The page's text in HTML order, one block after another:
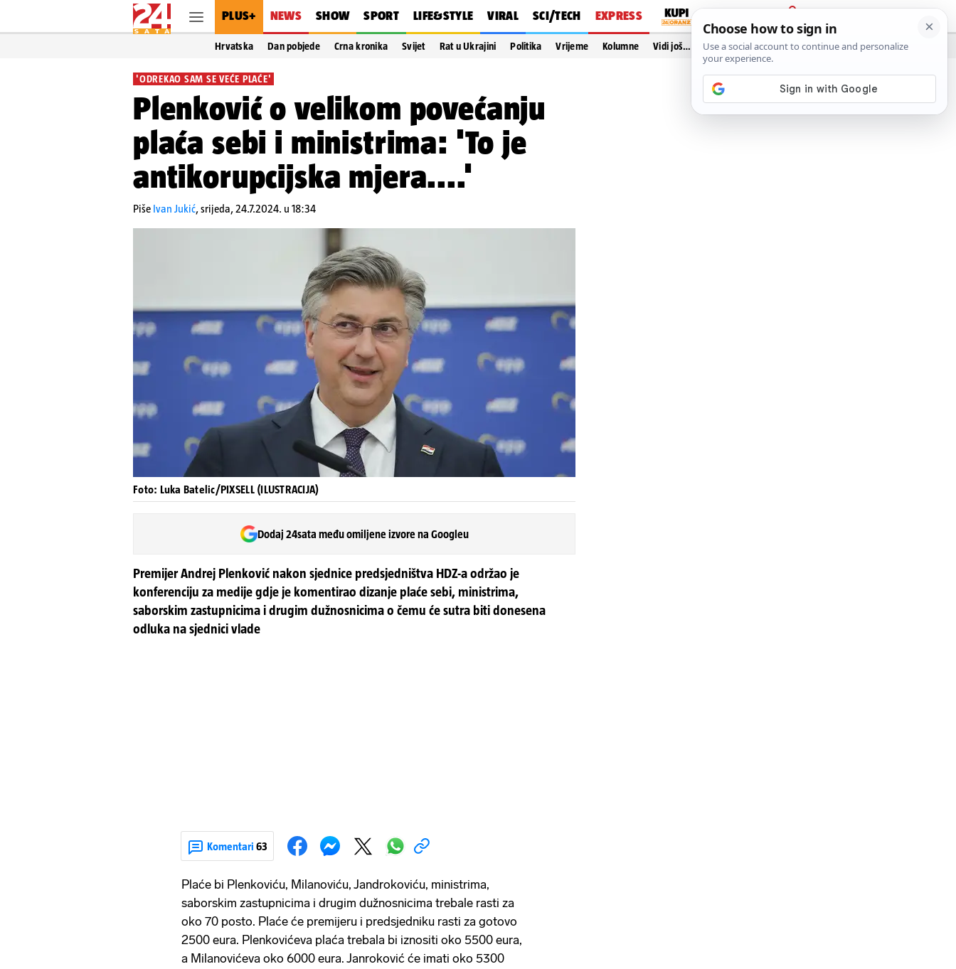
PLUS+ NEWS SHOW SPORT LIFE&STYLE VIRAL SCI/TECH EXPRESS
PRIJAVA
Hrvatska Dan pobjede Crna kronika Svijet Rat u Ukrajini Politika Vrijeme Kolumne Vidi još…
'ODREKAO SAM SE VEĆE PLAĆE'
Plenković o velikom povećanju
plaća sebi i ministrima: 'To je
antikorupcijska mjera....'
Piše Ivan Jukić,srijeda, 24.7.2024. u 18:34
Foto: Luka Batelic/PIXSELL (ILUSTRACIJA)
Dodaj 24sata među omiljene izvore na Googleu
Premijer Andrej Plenković nakon sjednice predsjedništva HDZ-a održao je
konferenciju za medije gdje je komentirao dizanje plaće sebi, ministrima,
saborskim zastupnicima i drugim dužnosnicima o čemu će sutra biti donesena
odluka na sjednici vlade
Komentari 63
Plaće bi Plenkoviću, Milanoviću, Jandrokoviću, ministrima,
saborskim zastupnicima i drugim dužnosnicima trebale rasti za
oko 70 posto. Plaće će premijeru i predsjedniku rasti za gotovo
2500 eura. Plenkovićeva plaća trebala bi iznositi oko 5500 eura,
a Milanovićeva oko 6000 eura. Janroković će imati oko 5300